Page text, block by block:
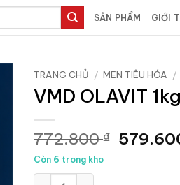
SẢN PHẨM GIỚI
TRANG CHỦ / MEN TIÊU HÓA /
VMD OLAVIT
772.800₫ Giá
Còn 6 trong kho